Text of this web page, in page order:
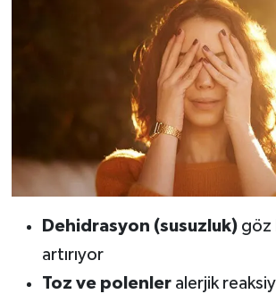
Dehidrasyon (susuzluk)göz
artırıyor
Toz ve polenleralerjik